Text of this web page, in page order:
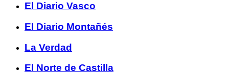
El Diario Vasco
El Diario Montañés
La Verdad
El Norte de Castilla